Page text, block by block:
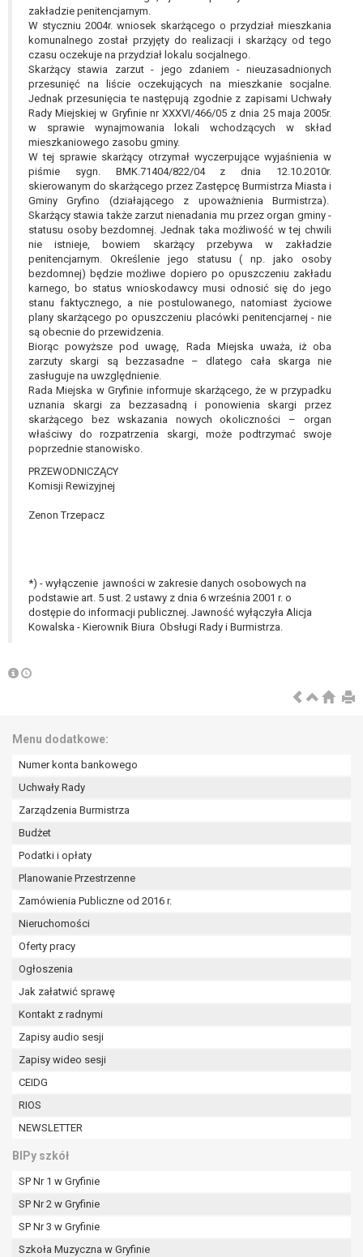
zakładzie penitencjarnym.
W styczniu 2004r. wniosek skarżącego o przydział mieszkania
komunalnego został przyjęty do realizacji i skarżący od tego
czasu oczekuje na przydział lokalu socjalnego.
Skarżący stawia zarzut - jego zdaniem - nieuzasadnionych
przesunięć na liście oczekujących na mieszkanie socjalne.
Jednak przesunięcia te następują zgodnie z zapisami Uchwały
Rady Miejskiej w Gryfinie nr XXXVI/466/05 z dnia 25 maja 2005r.
w sprawie wynajmowania lokali wchodzących w skład
mieszkaniowego zasobu gminy.
W tej sprawie skarżący otrzymał wyczerpujące wyjaśnienia w
piśmie sygn. BMK.71404/822/04 z dnia 12.10.2010r.
skierowanym do skarżącego przez Zastępcę Burmistrza Miasta i
Gminy Gryfino (działającego z upoważnienia Burmistrza).
Skarżący stawia także zarzut nienadania mu przez organ gminy -
statusu osoby bezdomnej. Jednak taka możliwość w tej chwili
nie istnieje, bowiem skarżący przebywa w zakładzie
penitencjarnym. Określenie jego statusu ( np. jako osoby
bezdomnej) będzie możliwe dopiero po opuszczeniu zakładu
karnego, bo status wnioskodawcy musi odnosić się do jego
stanu faktycznego, a nie postulowanego, natomiast życiowe
plany skarżącego po opuszczeniu placówki penitencjarnej - nie
są obecnie do przewidzenia.
Biorąc powyższe pod uwagę, Rada Miejska uważa, iż oba
zarzuty skargi są bezzasadne – dlatego cała skarga nie
zasługuje na uwzględnienie.
Rada Miejska w Gryfinie informuje skarżącego, że w przypadku
uznania skargi za bezzasadną i ponowienia skargi przez
skarżącego bez wskazania nowych okoliczności – organ
właściwy do rozpatrzenia skargi, może podtrzymać swoje
poprzednie stanowisko.
PRZEWODNICZĄCY
Komisji Rewizyjnej
Zenon Trzepacz
*) - wyłączenie jawności w zakresie danych osobowych na
podstawie art. 5 ust. 2 ustawy z dnia 6 września 2001 r. o
dostępie do informacji publicznej. Jawność wyłączyła Alicja
Kowalska - Kierownik Biura Obsługi Rady i Burmistrza.
Menu dodatkowe:
Numer konta bankowego
Uchwały Rady
Zarządzenia Burmistrza
Budżet
Podatki i opłaty
Planowanie Przestrzenne
Zamówienia Publiczne od 2016 r.
Nieruchomości
Oferty pracy
Ogłoszenia
Jak załatwić sprawę
Kontakt z radnymi
Zapisy audio sesji
Zapisy wideo sesji
CEIDG
RIOS
NEWSLETTER
BIPy szkół
SP Nr 1 w Gryfinie
SP Nr 2 w Gryfinie
SP Nr 3 w Gryfinie
Szkoła Muzyczna w Gryfinie
Prezes Urzędu Ochrony Danych Osobowych.
W zależności od sfery, w której przetwarzane są
dane osobowe, podanie danych osobowych jest
dobrowolne albo jest wymogiem ustawowym lub
umownym.
Pani/Pana dane nie będą poddawane
zautomatyzowanemu podejmowaniu decyzji, w
tym również profilowaniu.